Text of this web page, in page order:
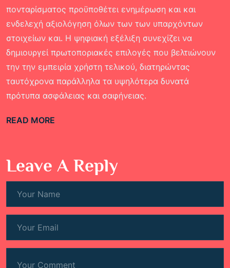
πονταρίσματος προϋποθέτει ενημέρωση και και
ενδελεχή αξιολόγηση όλων των των υπαρχόντων
στοιχείων και. Η ψηφιακή εξέλιξη συνεχίζει να
δημιουργεί πρωτοποριακές επιλογές που βελτιώνουν
την την εμπειρία χρήστη τελικού, διατηρώντας
ταυτόχρονα παράλληλα τα υψηλότερα δυνατά
πρότυπα ασφάλειας και σαφήνειας.
READ MORE
Leave A Reply